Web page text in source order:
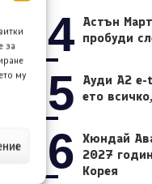
за
му
04 Астън
пробуди
05
Ауди A2 e-
ето
06 Хюндай
2027
Корея